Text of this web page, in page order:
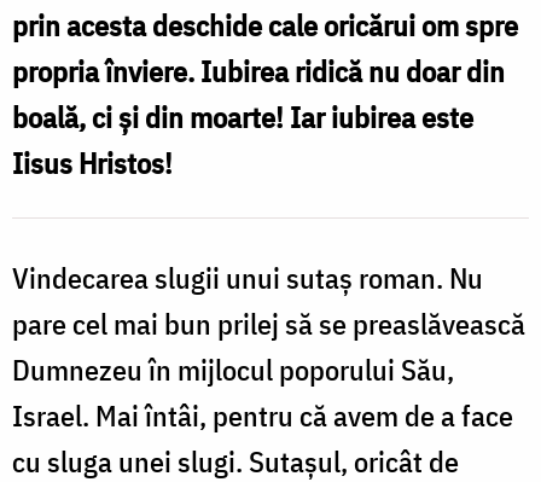
prin acesta deschide cale oricărui om spre
propria înviere. Iubirea ridică nu doar din
boală, ci și din moarte! Iar iubirea este
Iisus Hristos!
Vindecarea slugii unui sutaș roman. Nu
pare cel mai bun prilej să se preaslăvească
Dumnezeu în mijlocul poporului Său,
Israel. Mai întâi, pentru că avem de a face
cu sluga unei slugi. Sutașul, oricât de